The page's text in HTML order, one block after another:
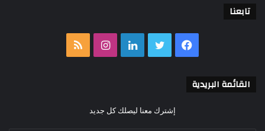
تابعنا
فيسبوك تويتر لينكدإن انستقرام
القائمة البريدية
إشترك معنا ليصلك كل جديد